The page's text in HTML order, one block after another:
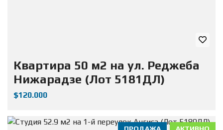
Квартира 50 м2 на ул. Реджеба
Нижарадзе (Лот 5181ДЛ)
$120.000